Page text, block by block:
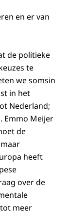
en er van
de politieke
te
we somsin
in het
Nederland;
Emmo Meijer
de
heeft
over de
meer